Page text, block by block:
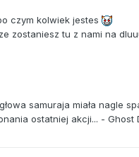
czym kolwiek jestes
zostaniesz tu z nami na
samuraja miała nagle
ostatniej akcji... - Ghost